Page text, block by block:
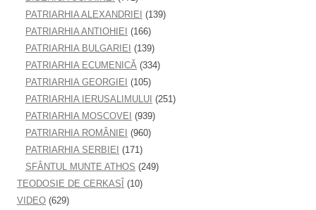
PATRIARHIA ALEXANDRIEI (139)
PATRIARHIA ANTIOHIEI (166)
PATRIARHIA BULGARIEI (139)
PATRIARHIA ECUMENICĂ (334)
PATRIARHIA GEORGIEI (105)
PATRIARHIA IERUSALIMULUI (251)
PATRIARHIA MOSCOVEI (939)
PATRIARHIA ROMÂNIEI (960)
PATRIARHIA SERBIEI (171)
SFÂNTUL MUNTE ATHOS (249)
TEODOSIE DE CERKASÎ (10)
VIDEO (629)